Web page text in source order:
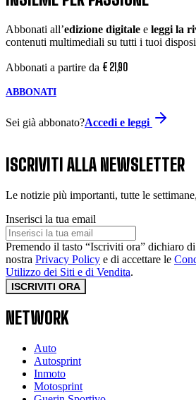
Abbonati all’edizione digitale e leggi la
contenuti multimediali su tutti i tuoi
Abbonati a partire da € 21,90
ABBONATI
Sei già abbonato?Accedi e leggi
ISCRIVITI ALLA NEWSLETTER
Le notizie più importanti, tutte le
Inserisci la tua email
Premendo il tasto “Iscriviti ora” dichiaro
nostra Privacy Policy e di accettare le
Utilizzo dei Siti e di Vendita.
ISCRIVITI ORA
NETWORK
Auto
Autosprint
Inmoto
Motosprint